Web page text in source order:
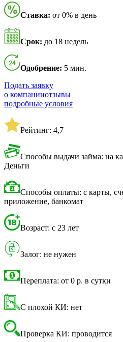
Ставка: от 0% в день
Срок: до 18 недель
Одобрение: 5 мин.
Подать заявку
о компанииотзывы
подробные условия
Рейтинг: 4,7
Способы выдачи займа: на
Деньги
Способы оплаты: с карты,
приложение, банкомат
Возраст: с 23 лет
Залог: не нужен
Переплата: от 0 р. в сутки
С плохой КИ: нет
Проверка КИ: проводится